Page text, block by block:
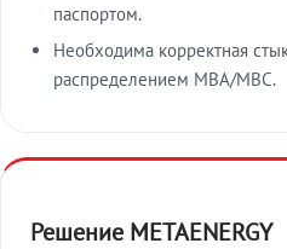
паспортом.
Необходима корректная
распределением МВА/МВС.
Решение METAENERGY